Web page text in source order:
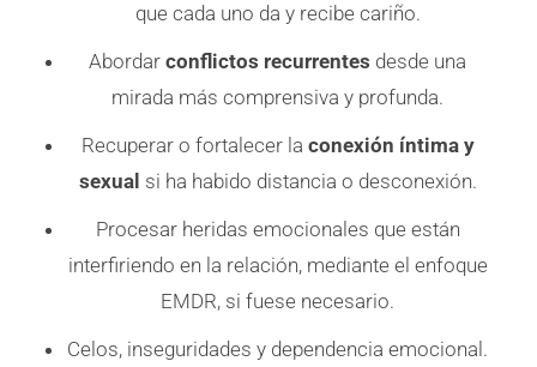
que cada uno da y recibe cariño.
Abordar conflictos recurrentes desde una
mirada más comprensiva y profunda.
Recuperar o fortalecer la conexión íntima y
sexual si ha habido distancia o desconexión.
Procesar heridas emocionales que están
interfiriendo en la relación, mediante el enfoque
EMDR, si fuese necesario.
Celos, inseguridades y dependencia emocional.